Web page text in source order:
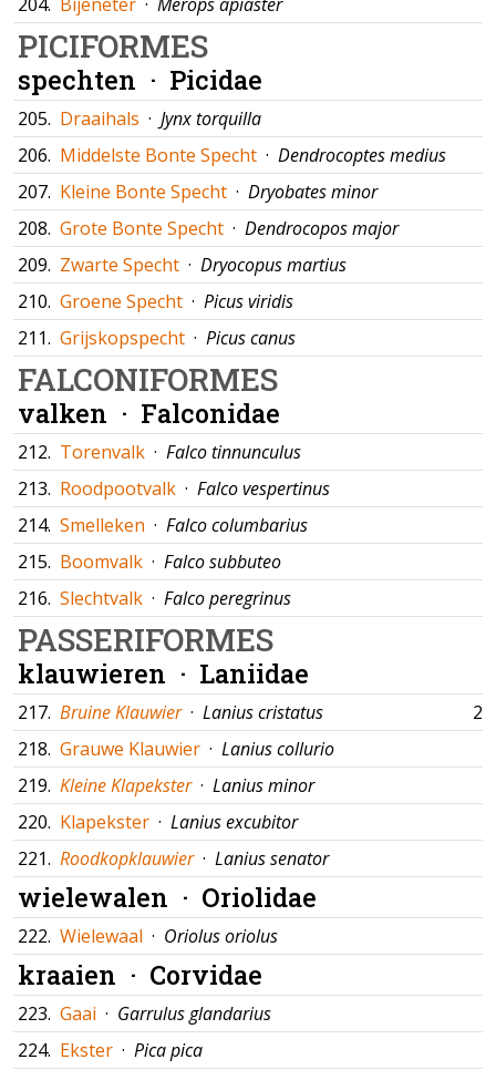
PICIFORMES
spechten · Picidae
205. Draaihals · Jynx torquilla
206. Middelste Bonte Specht · Dendrocoptes medius
207. Kleine Bonte Specht · Dryobates minor
208. Grote Bonte Specht · Dendrocopos major
209. Zwarte Specht · Dryocopus martius
210. Groene Specht · Picus viridis
211. Grijskopspecht · Picus canus
FALCONIFORMES
valken · Falconidae
212. Torenvalk · Falco tinnunculus
213. Roodpootvalk · Falco vespertinus
214. Smelleken · Falco columbarius
215. Boomvalk · Falco subbuteo
216. Slechtvalk · Falco peregrinus
PASSERIFORMES
klauwieren · Laniidae
217. Bruine Klauwier · Lanius cristatus
218. Grauwe Klauwier · Lanius collurio
219. Kleine Klapekster · Lanius minor
220. Klapekster · Lanius excubitor
221. Roodkopklauwier · Lanius senator
wielewalen · Oriolidae
222. Wielewaal · Oriolus oriolus
kraaien · Corvidae
223. Gaai · Garrulus glandarius
224. Ekster · Pica pica